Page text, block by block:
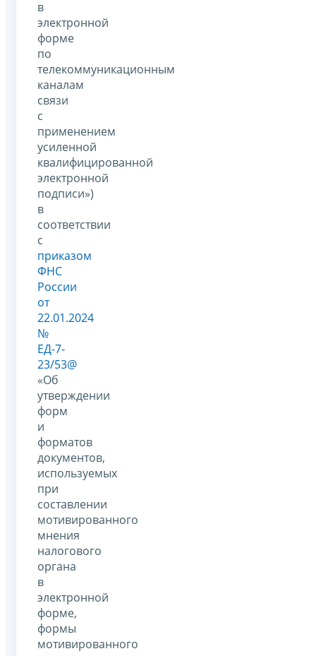
в
электронной
форме
по
телекоммуникационным
каналам
связи
с
применением
усиленной
квалифицированной
электронной
подписи»)
в
соответствии
с
приказом
ФНС
России
от
22.01.2024
№
ЕД-7-
23/53@
«Об
утверждении
форм
и
форматов
документов,
используемых
при
составлении
мотивированного
мнения
налогового
органа
в
электронной
форме,
формы
мотивированного